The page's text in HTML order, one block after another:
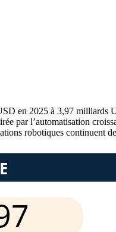
en 2025 à 3,97
par l’automatisation
robotiques continuent